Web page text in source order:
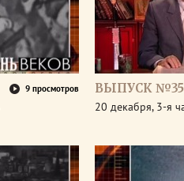
9 просмотров ВЫПУСК
20 декабря, 3-я